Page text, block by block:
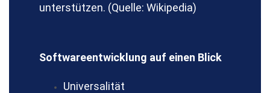
unterstützen. (Quelle: Wikipedia)
Softwareentwicklung auf einen Blick
Universalität